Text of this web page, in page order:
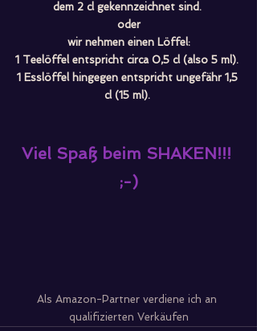
dem 2 cl gekennzeichnet sind.
oder
wir nehmen einen Löffel:
1 Teelöffel entspricht circa 0,5 cl (also 5 ml).
1 Esslöffel hingegen entspricht ungefähr 1,5
cl (15 ml).
Viel Spaß beim SHAKEN!!!
;-)
Als Amazon-Partner verdiene ich an
qualifizierten Verkäufen